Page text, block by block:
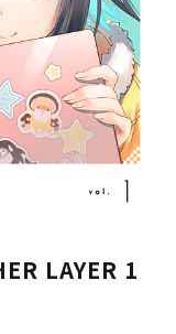
LAYER 1